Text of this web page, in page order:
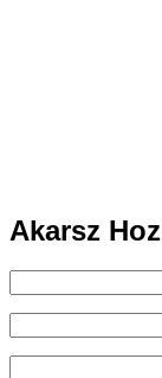
Akarsz